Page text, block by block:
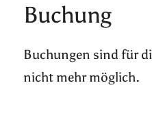
Buchung
Buchungen sind für
nicht mehr möglich.